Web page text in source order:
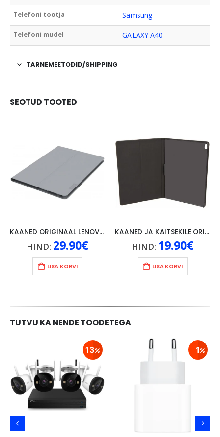
Telefoni tootja Samsung
Telefoni mudel GALAXY A40
TARNEMEETODID/SHIPPING
SEOTUD TOOTED
KAANED ORIGINAAL LENOVO TAB 4 10″, HALL
HIND: 29.90€
LISA KORVI
KAANED JA KAITSEKILE ORIGINAAL LENOVO P10, MUST
HIND: 19.90€
LISA KORVI
TUTVU KA NENDE TOODETEGA
13 1